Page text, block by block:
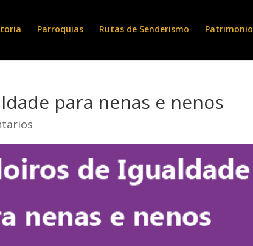
Parroquias Rutas de Senderismo Patrimonio
para nenas e nenos